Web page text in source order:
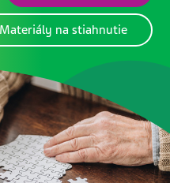
Materiály na stiahnutie